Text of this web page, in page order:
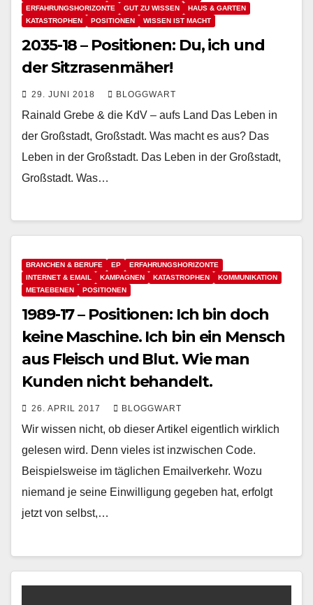
ERFAHRUNGSHORIZONTE
GUT ZU WISSEN
HAUS & GARTEN
KATASTROPHEN
POSITIONEN WISSEN IST MACHT
2035-18 – Positionen: Du, ich und
der Sitzrasenmäher!
29. JUNI 2018 BLOGGWART
Rainald Grebe & die KdV – aufs Land Das Leben in
der Großstadt, Großstadt. Was macht es aus? Das
Leben in der Großstadt. Das Leben in der Großstadt,
Großstadt. Was…
BRANCHEN & BERUFE EP
ERFAHRUNGSHORIZONTE
INTERNET & EMAIL
KAMPAGNEN KATASTROPHEN
KOMMUNIKATION
METAEBENEN
POSITIONEN
1989-17 – Positionen: Ich bin doch
keine Maschine. Ich bin ein Mensch
aus Fleisch und Blut. Wie man
Kunden nicht behandelt.
26. APRIL 2017 BLOGGWART
Wir wissen nicht, ob dieser Artikel eigentlich wirklich
gelesen wird. Denn vieles ist inzwischen Code.
Beispielsweise im täglichen Emailverkehr. Wozu
niemand je seine Einwilligung gegeben hat, erfolgt
jetzt von selbst,…